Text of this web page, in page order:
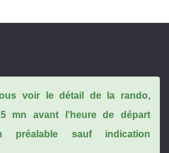
voir le détail de la rando,
mn avant l'heure de départ
préalable sauf indication